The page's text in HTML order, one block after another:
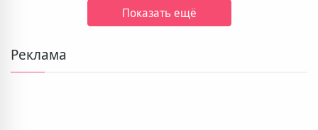
Показать ещё
Реклама